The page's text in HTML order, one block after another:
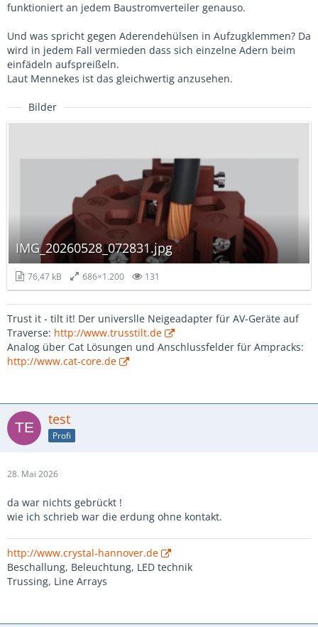
funktioniert an jedem Baustromverteiler genauso.
Und was spricht gegen Aderendehülsen in Aufzugklemmen? Da
wird in jedem Fall vermieden dass sich einzelne Adern beim
einfädeln aufspreißeln.
Laut Mennekes ist das gleichwertig anzusehen.
Bilder
IMG_20260528_072831.jpg
76,47 kB 686×1.200 131
Trust it - tilt it! Der universlle Neigeadapter für AV-Geräte auf
Traverse: http://www.trusstilt.de
Analog über Cat Lösungen und Anschlussfelder für Ampracks:
http://www.cat-core.de
test
Profi
28. Mai 2026
da war nichts gebrückt !
wie ich schrieb war die erdung ohne kontakt.
http://www.crystal-hannover.de
Beschallung, Beleuchtung, LED technik
Trussing, Line Arrays